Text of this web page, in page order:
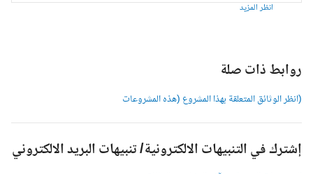
انظر المزيد
روابط ذات صلة
(انظر الوثائق المتعلقة بهذا المشروع (هذه المشروعات
إشترك في التنبيهات الالكترونية/ تنبيهات البريد الالكتروني